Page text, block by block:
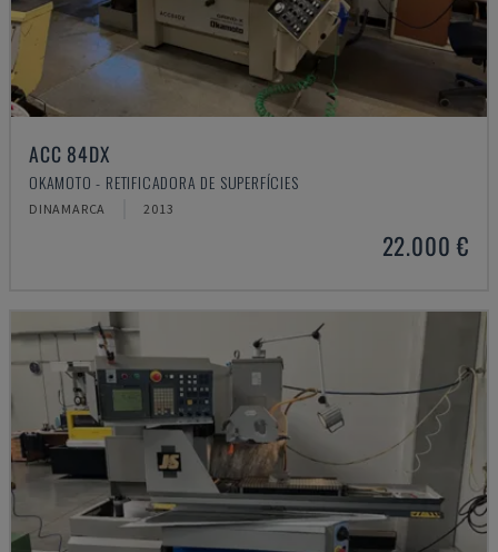
ACC 84DX
OKAMOTO - RETIFICADORA DE SUPERFÍCIES
DINAMARCA 2013
22.000 €